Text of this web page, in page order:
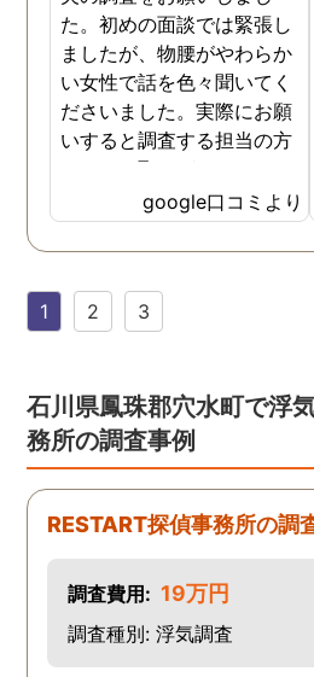
た。初めの面談では緊張し
ましたが、物腰がやわらか
い女性で話を色々聞いてく
ださいました。実際にお願
いすると調査する担当の方
とのやり取りがメインで、
色々不安や心配な事の共有
をしてくれました。探偵の
方に依頼となると丸投げで
が、二人三脚で協力しあい
時間や場所が絞れると調査
がスムーズに進んで良いか
と思います。思い切ってお
願いして良かったです。 こ
の度はありがとうございま
google口コミより
1 2 3
石川県鳳珠郡穴水町で浮
務所の調査事例
RESTART探偵事務所の調
調査費用: 19万円
調査種別: 浮気調査